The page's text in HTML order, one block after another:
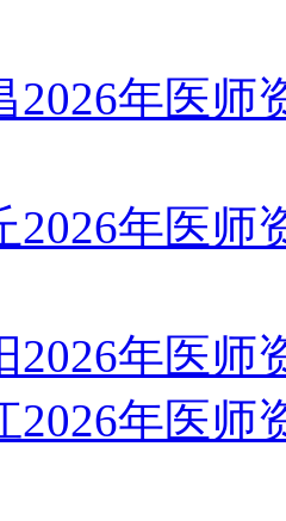
2026年医师
2026年医师
2026年医师
2026年医